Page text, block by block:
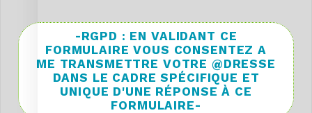
-RGPD : EN VALIDANT CE
FORMULAIRE VOUS CONSENTEZ A
ME TRANSMETTRE VOTRE @DRESSE
DANS LE CADRE SPÉCIFIQUE ET
UNIQUE D'UNE RÉPONSE À CE
FORMULAIRE-